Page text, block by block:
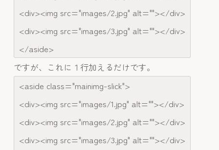
<div><img src="images/2.jpg" alt=""></div>
<div><img src="images/3.jpg" alt=""></div>
</aside>
ですが、これに１行加えるだけです。
<aside class="mainimg-slick">
<div><img src="images/1.jpg" alt=""></div>
<div><img src="images/2.jpg" alt=""></div>
<div><img src="images/3.jpg" alt=""></div>